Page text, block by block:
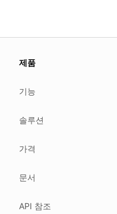
We update this page
Related reading
How tokens work
Where we comply
제품
기능
솔루션
가격
문서
API 참조